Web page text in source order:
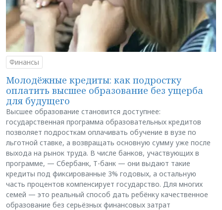
Финансы
Молодёжные кредиты: как подростку
оплатить высшее образование без ущерба
для будущего
Высшее образование становится доступнее:
государственная программа образовательных кредитов
позволяет подросткам оплачивать обучение в вузе по
льготной ставке, а возвращать основную сумму уже после
выхода на рынок труда. В числе банков, участвующих в
программе, — Сбербанк, Т-банк — они выдают такие
кредиты под фиксированные 3% годовых, а остальную
часть процентов компенсирует государство. Для многих
семей — это реальный способ дать ребёнку качественное
образование без серьёзных финансовых затрат